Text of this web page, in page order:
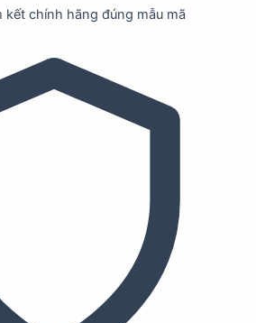
kết chính hãng đúng mẫu mã